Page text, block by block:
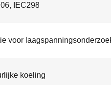
IEC298
voor
koeling